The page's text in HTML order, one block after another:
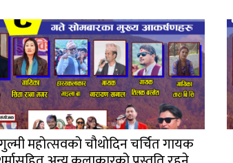
गुल्मी महोत्सवको चौथोदिन चर्चित गायक